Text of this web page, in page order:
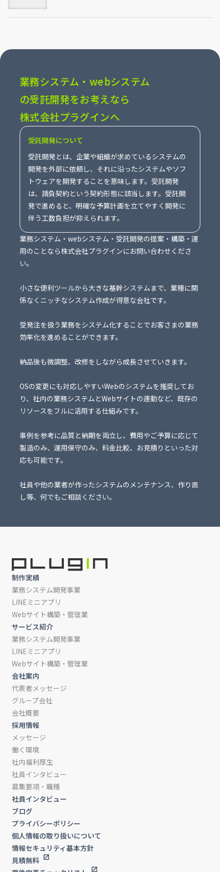
業務システム・webシステム
の受託開発をお考えなら
株式会社プラグインへ
受託開発について
受託開発とは、企業や組織が求めているシステムの
開発を外部に依頼し、それに沿ったシステムやソフ
トウェアを開発することを意味します。受託開発
は、請負契約という契約形態に該当します。受託開
発で進めると、明確な予算計画を立てやすく開発に
伴う工数負担が抑えられます。
業務システム・webシステム・受託開発の提案・構築・運
用のことなら株式会社プラグインにお問い合わせくださ
い。
小さな便利ツールから大きな基幹システムまで、業種に関
係なくニッチなシステム作成が得意な会社です。
受発注を扱う業務をシステム化することでお客さまの業務
効率化を進めることができます。
納品後も微調整、改修をしながら成長させていきます。
OSの変更にも対応しやすいWebのシステムを推奨してお
り、社内の業務システムとWebサイトの連動など、既存の
リソースをフルに活用する仕組みです。
事例を参考に品質と納期を両立し、費用やご予算に応じて
製造のみ、運用保守のみ、料金比較、お見積りといった対
応も可能です。
社員や他の業者が作ったシステムのメンテナンス、作り直
し等、何でもご相談ください。
制作実績
業務システム開発事業
LINEミニアプリ
Webサイト構築・管理業
サービス紹介
業務システム開発事業
LINEミニアプリ
Webサイト構築・管理業
会社案内
代表者メッセージ
グループ会社
会社概要
採用情報
メッセージ
働く環境
社内福利厚生
社員インタビュー
募集要項・職種
社員インタビュー
ブログ
プライバシーポリシー
個人情報の取り扱いについて
情報セキュリティ基本方針
見積無料